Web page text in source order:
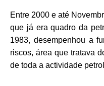
Entre 2000 e até
que já era quadro da
1983, desempenhou a
riscos, área que tratava
de toda a actividade